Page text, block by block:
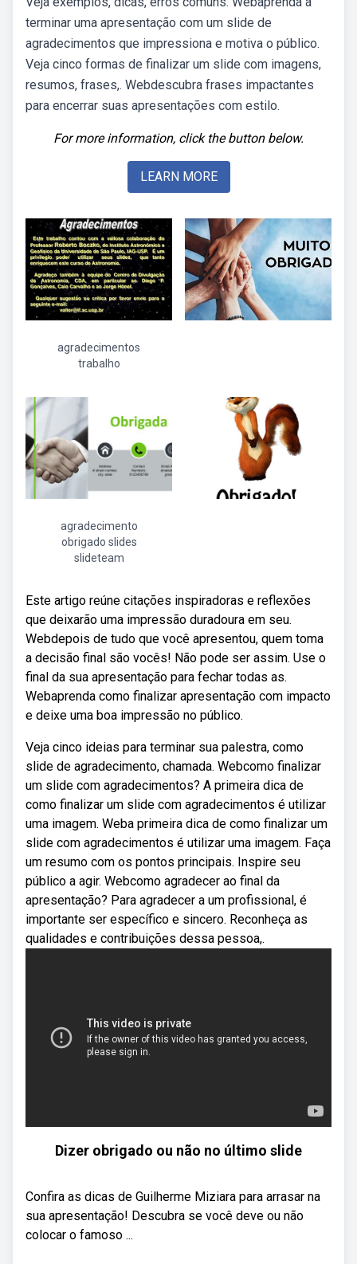
terminar uma apresentação com um slide de
agradecimentos que impressiona e motiva o público.
Veja cinco formas de finalizar um slide com imagens,
resumos, frases,. Webdescubra frases impactantes
para encerrar suas apresentações com estilo.
For more information, click the button below.
LEARN MORE
agradecimentos
trabalho
agradecimento
obrigado slides
slideteam
Este artigo reúne citações inspiradoras e reflexões
que deixarão uma impressão duradoura em seu.
Webdepois de tudo que você apresentou, quem toma
a decisão final são vocês! Não pode ser assim. Use o
final da sua apresentação para fechar todas as.
Webaprenda como finalizar apresentação com impacto
e deixe uma boa impressão no público.
Veja cinco ideias para terminar sua palestra, como
slide de agradecimento, chamada. Webcomo finalizar
um slide com agradecimentos? A primeira dica de
como finalizar um slide com agradecimentos é utilizar
uma imagem. Weba primeira dica de como finalizar um
slide com agradecimentos é utilizar uma imagem. Faça
um resumo com os pontos principais. Inspire seu
público a agir. Webcomo agradecer ao final da
apresentação? Para agradecer a um profissional, é
importante ser específico e sincero. Reconheça as
qualidades e contribuições dessa pessoa,.
Dizer obrigado ou não no último slide
Confira as dicas de Guilherme Miziara para arrasar na
sua apresentação! Descubra se você deve ou não
colocar o famoso ...